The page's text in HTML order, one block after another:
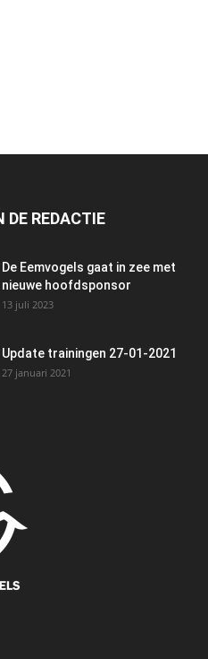
DE REDACTIE
De Eemvogels gaat in zee met
nieuwe hoofdsponsor
13 juli 2023
Update trainingen 27-01-2021
27 januari 2021